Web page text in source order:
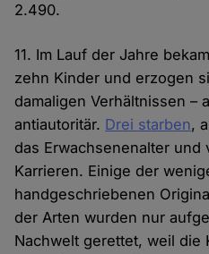
2.490.
11. Im Lauf der Jahre
zehn Kinder und erzogen
damaligen Verhältnissen –
antiautoritär. Drei starben,
das Erwachsenenalter
Karrieren. Einige der
handgeschriebenen
der Arten wurden nur
Nachwelt gerettet, weil die